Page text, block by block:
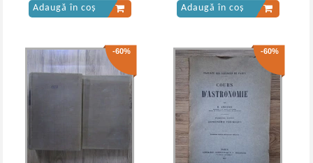
Adaugă în coș Adaugă în coș
-60% -60%